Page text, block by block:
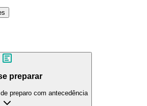
preparar
preparo com antecedência